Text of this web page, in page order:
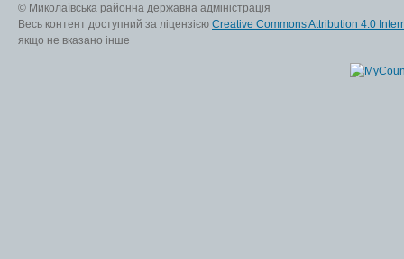
© Миколаївська районна державна адміністрація
Весь контент доступний за ліцензією Creative Commons Attribution 4.0
якщо не вказано інше